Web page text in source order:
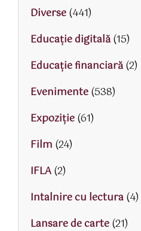
Diverse(441)
Educaţie digitală(15)
Educaţie financiară(2)
Evenimente(538)
Expoziție(61)
Film (24)
IFLA(2)
Intalnire cu lectura(4)
Lansare de carte(21)